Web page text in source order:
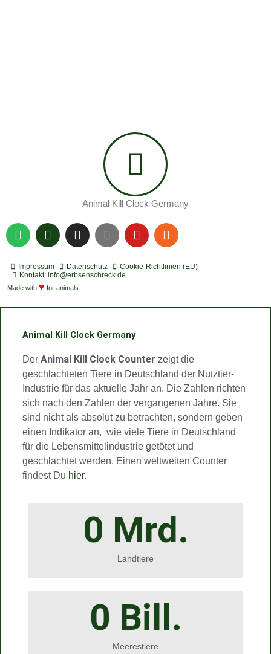
Animal Kill Clock Germany
S
p
t
i
f
P
o
c
a
s
I
n
t
a
g
a
Y
o
t
u
Y
o
t
R
s
Impressum Datenschutz
Cookie-Richtlinien (EU)
Kontakt: info@erbsenschreck.de
Made with ♥ for animals
Animal Kill Clock Germany
Der Animal Kill Clock Counter zeigt die
geschlachteten Tiere in Deutschland der Nutztier-
Industrie für das aktuelle Jahr an. Die Zahlen richten
sich nach den Zahlen der vergangenen Jahre. Sie
sind nicht als absolut zu betrachten, sondern geben
einen Indikator an, wie viele Tiere in Deutschland
für die Lebensmittelindustrie getötet und
geschlachtet werden. Einen weltweiten Counter
findest Du hier.
Landtiere
0 Mrd.
Meerestiere
0 Bill.